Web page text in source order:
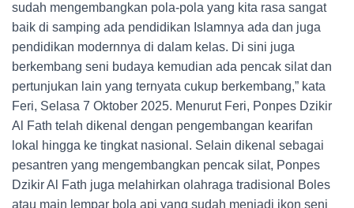
sudah mengembangkan pola-pola yang kita rasa sangat
baik di samping ada pendidikan Islamnya ada dan juga
pendidikan modernnya di dalam kelas. Di sini juga
berkembang seni budaya kemudian ada pencak silat dan
pertunjukan lain yang ternyata cukup berkembang,” kata
Feri, Selasa 7 Oktober 2025. Menurut Feri, Ponpes Dzikir
Al Fath telah dikenal dengan pengembangan kearifan
lokal hingga ke tingkat nasional. Selain dikenal sebagai
pesantren yang mengembangkan pencak silat, Ponpes
Dzikir Al Fath juga melahirkan olahraga tradisional Boles
atau main lempar bola api yang sudah menjadi ikon seni